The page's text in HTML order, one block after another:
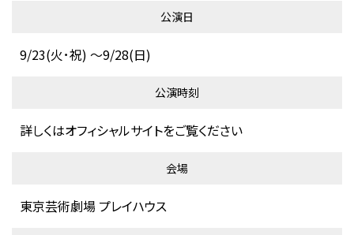
公演日
9/23(火･祝) ～9/28(日)
公演時刻
詳しくはオフィシャルサイトをご覧ください
会場
東京芸術劇場 プレイハウス